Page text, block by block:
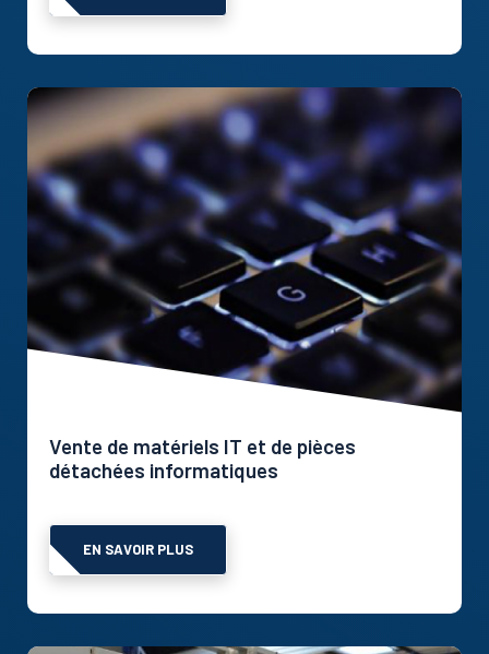
Vente de matériels IT et de pièces
détachées informatiques
EN SAVOIR PLUS